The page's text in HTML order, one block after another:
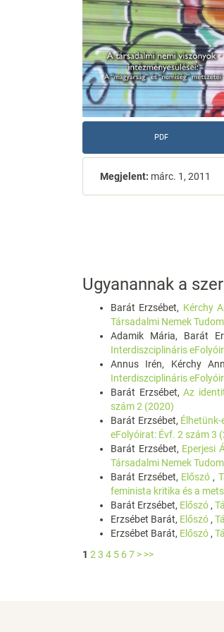
PDF
Megjelent: márc. 1, 2011
Ugyanannak a
Barát Erzsébet, Kérchy
Társadalmi Nemek
Adamik Mária, Barát
Interdiszciplináris
Annus Irén, Kérchy
Interdiszciplináris
Barát Erzsébet, Az
szám 2 (2020)
Barát Erzsébet,
eFolyóirat: Évf. 2 szám 3
Barát Erzsébet, Eperjesi
Társadalmi Nemek
Barát Erzsébet, Előszó ,
feminista kritika és a
Barát Erzsébet, Előszó ,
Erzsébet Barát, Előszó ,
Erzsébet Barát, Előszó ,
1 2 3 4 5 67 > >>